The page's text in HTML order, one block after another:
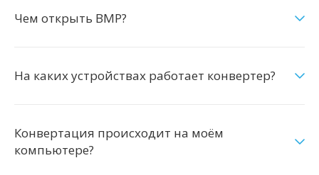
Чем открыть BMP?
На каких устройствах работает конвертер?
Конвертация происходит на моём
компьютере?